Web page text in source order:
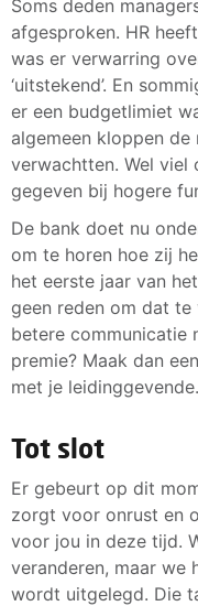
Soms deden
afgesproken. HR
was er verwarring
‘uitstekend’. En
er een budgetlimiet
algemeen kloppen
verwachtten. Wel viel
gegeven bij hogere
De bank doet nu
om te horen hoe zij
het eerste jaar van
geen reden om dat te
betere communicatie
premie? Maak dan
met je leidinggevende.
Tot slot
Er gebeurt op dit
zorgt voor onrust en
voor jou in deze tijd.
veranderen, maar we
wordt uitgelegd. Die